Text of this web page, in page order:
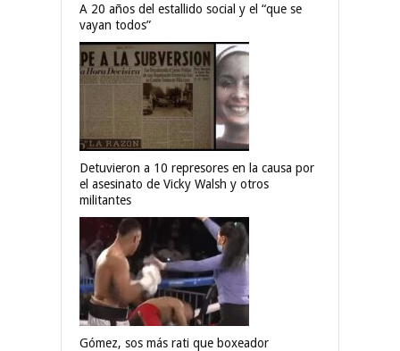
A 20 años del estallido social y el “que se
vayan todos”
Detuvieron a 10 represores en la causa por
el asesinato de Vicky Walsh y otros
militantes
Gómez, sos más rati que boxeador